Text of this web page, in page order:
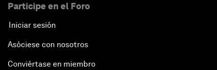
Participe en el Foro
Iniciar sesión
Asóciese con nosotros
Conviértase en miembro